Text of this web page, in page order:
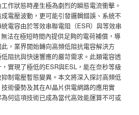
作狀態時產生極為劇烈的瞬態電流衝擊。
電壓波動，更可能引發邏輯錯誤、系統不
電容由於等效串聯電阻（ESR）與等效串
法在極短時間內提供足夠的電荷補償，導
，業界開始轉向高頻低阻抗電容解決方
阻抗與快速響應的嚴苛需求。此類電容透
實現了極低的ESR與ESL，能在奈秒等級
制電壓暫態變異。本文將深入探討高頻低
術優勢及其在AI晶片供電網路的應用實
何這項技術已成為當代高效能運算不可或